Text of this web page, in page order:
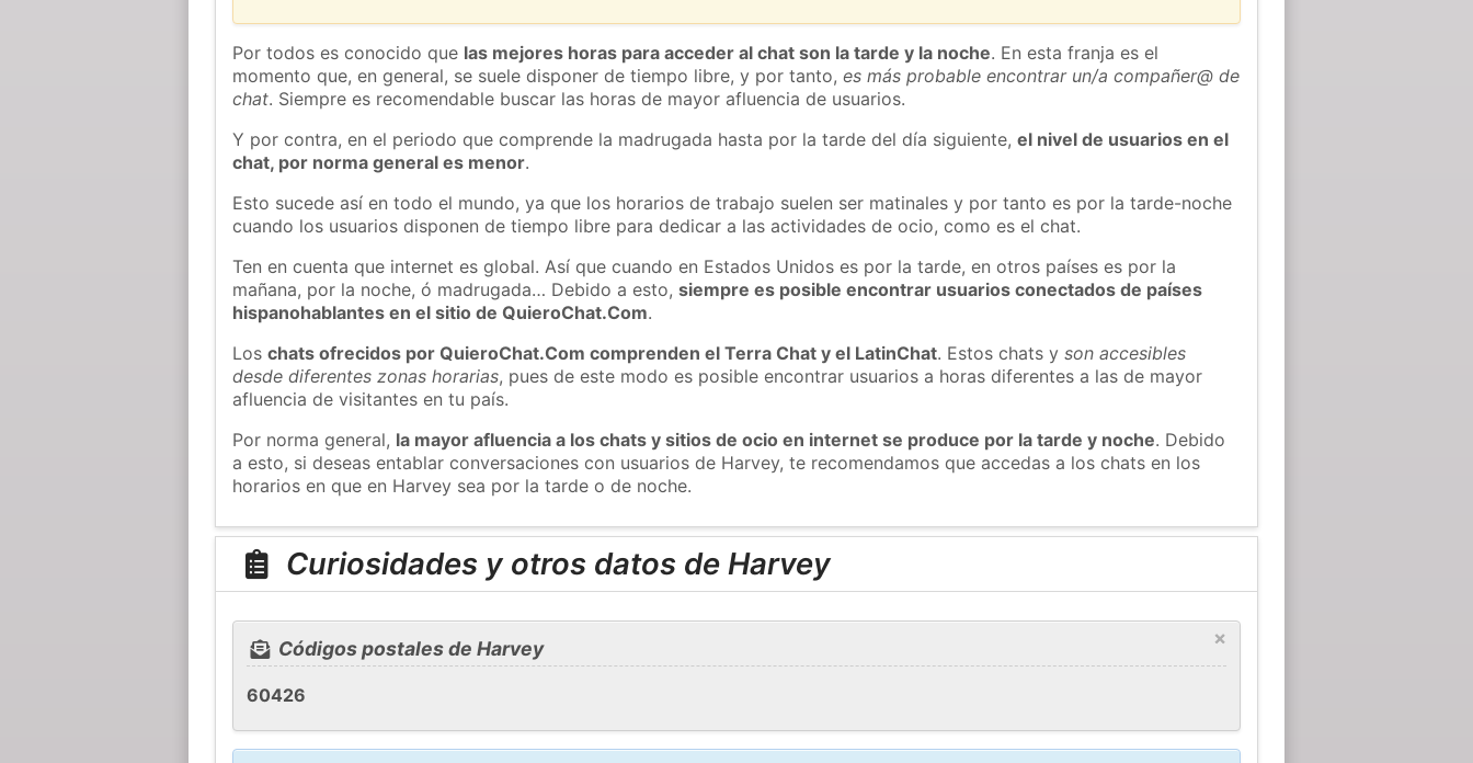
Por todos es conocido que las mejores horas para acceder al chat son la tarde y la noche. En esta franja es el
momento que, en general, se suele disponer de tiempo libre, y por tanto,es más probable encontrar un/a compañer@ de
chat. Siempre es recomendable buscar las horas de mayor afluencia de usuarios.
Y por contra, en el periodo que comprende la madrugada hasta por la tarde del día siguiente,el nivel de usuarios en el
chat, por norma general es menor.
Esto sucede así en todo el mundo, ya que los horarios de trabajo suelen ser matinales y por tanto es por la tarde-noche
cuando los usuarios disponen de tiempo libre para dedicar a las actividades de ocio, como es el chat.
Ten en cuenta que internet es global. Así que cuando en Estados Unidos es por la tarde, en otros países es por la
mañana, por la noche, ó madrugada… Debido a esto,siempre es posible encontrar usuarios conectados de países
hispanohablantes en el sitio de QuieroChat.Com.
Loschats ofrecidos por QuieroChat.Com comprenden el Terra Chat y el LatinChat. Estos chats yson accesibles
desde diferentes zonas horarias, pues de este modo es posible encontrar usuarios a horas diferentes a las de mayor
afluencia de visitantes en tu país.
Por norma general, la mayor afluencia a los chats y sitios de ocio en internet se produce por la tarde y noche. Debido
a esto, si deseas entablar conversaciones con usuarios de Harvey, te recomendamos que accedas a los chats en los
horarios en que en Harvey sea por la tarde o de noche.
Curiosidades y otros datos de Harvey
×
Códigos postales de Harvey
60426